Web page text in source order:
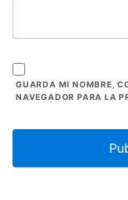
GUARDA MI NOMBRE,
NAVEGADOR PARA LA